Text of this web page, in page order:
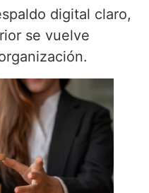
digital claro,
se vuelve